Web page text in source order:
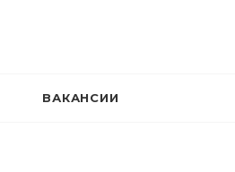
ВАКАНСИИ